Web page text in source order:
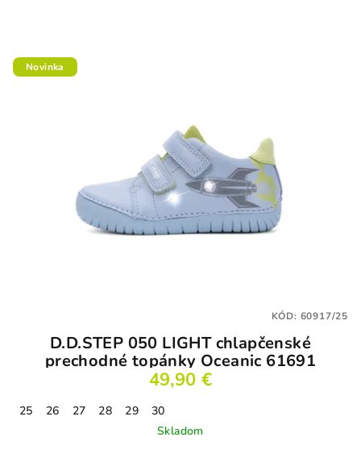
Novinka
D.D.STEP 050 LIGHT chlapčenské
prechodné topánky Oceanic 61691
49,90 €
25 26 27 28 29
30
Skladom
KÓD: 60917/25